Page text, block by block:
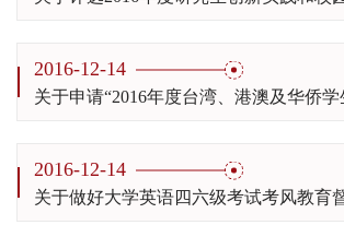
2016-12-14
2016-12-14
关于做好大学英语四六级考试考风教育